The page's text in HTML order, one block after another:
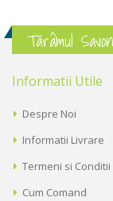
Tărâmul
Informatii Utile
Despre Noi
Informatii Livrare
Termeni si Conditii
Cum Comand